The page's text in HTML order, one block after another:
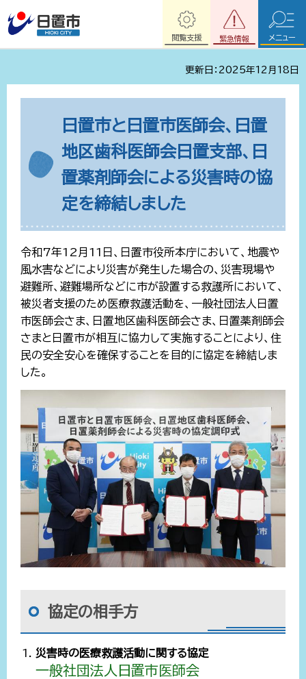
緊急情報
閲覧支援 メニュー
更新日：2025年12月18日
日置市と日置市医師会、日置
地区歯科医師会日置支部、日
置薬剤師会による災害時の協
定を締結しました
令和7年12月11日、日置市役所本庁において、地震や
風水害などにより災害が発生した場合の、災害現場や
避難所、避難場所などに市が設置する救護所において、
被災者支援のため医療救護活動を、一般社団法人日置
市医師会さま、日置地区歯科医師会さま、日置薬剤師会
さまと日置市が相互に協力して実施することにより、住
民の安全安心を確保することを目的に協定を締結しま
した。
協定の相手方
災害時の医療救護活動に関する協定
一般社団法人日置市医師会